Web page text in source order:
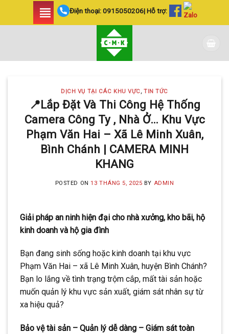
Điện thoại:0915050206| Hỗ trợ:
DỊCH VỤ TẠI CÁC KHU VỰC,TIN TỨC
📍Lắp Đặt Và Thi Công Hệ Thống
Camera Công Ty , Nhà Ở… Khu Vực
Phạm Văn Hai – Xã Lê Minh Xuân,
Bình Chánh | CAMERA MINH
KHANG
POSTED ON13 THÁNG 5, 2025 BY ADMIN
Giải pháp an ninh hiện đại cho nhà xưởng, kho bãi, hộ
kinh doanh và hộ gia đình
Bạn đang sinh sống hoặc kinh doanh tại khu vực
Phạm Văn Hai – xã Lê Minh Xuân, huyện Bình Chánh?
Bạn lo lắng về tình trạng trộm cắp, mất tài sản hoặc
muốn quản lý khu vực sản xuất, giám sát nhân sự từ
xa hiệu quả?
Bảo vệ tài sản – Quản lý dễ dàng – Giám sát toàn